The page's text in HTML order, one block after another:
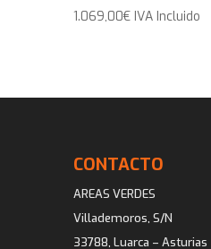
1.069,00€ IVA Incluido
CONTACTO
AREAS VERDES
Villademoros, S/N
33788, Luarca – Asturias